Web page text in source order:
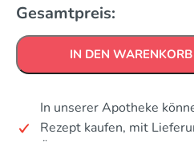
Gesamtpreis:
IN DEN WARENKORB
In unserer Apotheke
Rezept kaufen, mit